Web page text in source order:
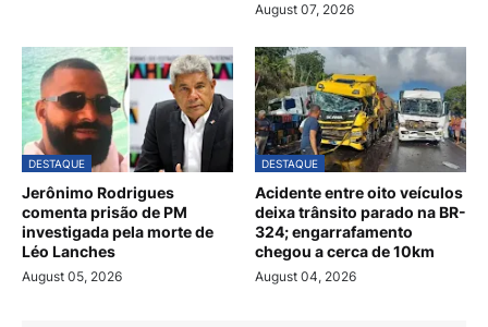
August 07, 2026
DESTAQUE
Jerônimo Rodrigues
comenta prisão de PM
investigada pela morte de
Léo Lanches
August 05, 2026
DESTAQUE
Acidente entre oito veículos
deixa trânsito parado na BR-
324; engarrafamento
chegou a cerca de 10km
August 04, 2026